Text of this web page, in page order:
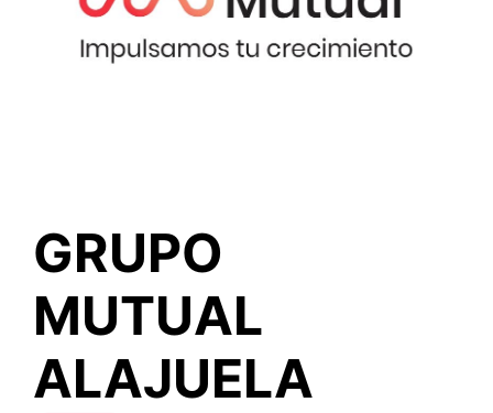
GRUPO
MUTUAL
ALAJUELA